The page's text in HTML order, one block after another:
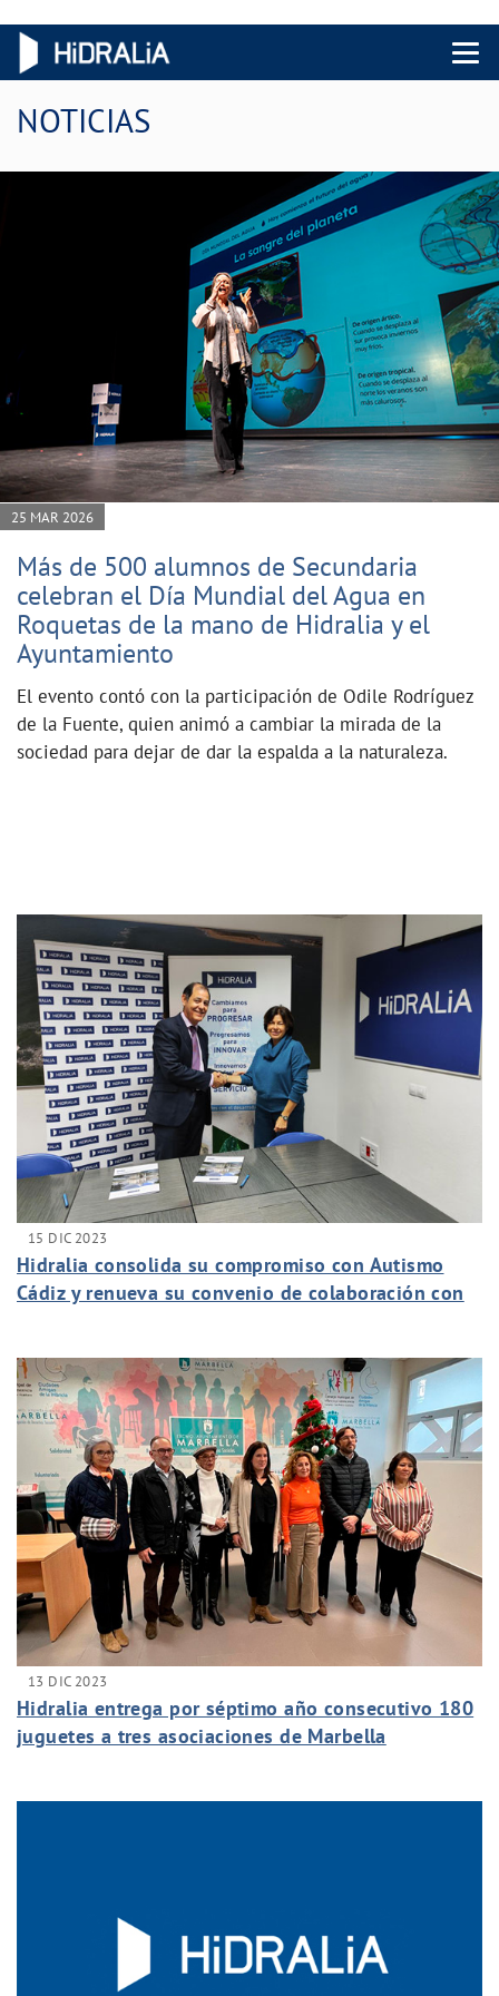
Menu
NOTICIAS
25 MAR 2026
Más de 500 alumnos de Secundaria
celebran el Día Mundial del Agua en
Roquetas de la mano de Hidralia y el
Ayuntamiento
El evento contó con la participación de Odile Rodríguez
de la Fuente, quien animó a cambiar la mirada de la
sociedad para dejar de dar la espalda a la naturaleza.
15 DIC 2023
Hidralia consolida su compromiso con Autismo
Cádiz y renueva su convenio de colaboración con
13 DIC 2023
Hidralia entrega por séptimo año consecutivo 180
juguetes a tres asociaciones de Marbella